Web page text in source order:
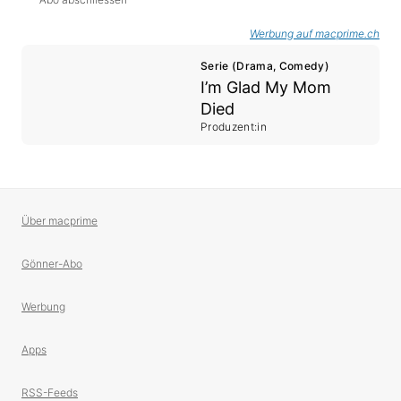
Werbung auf macprime.ch
Serie (Drama, Comedy)
I’m Glad My Mom
Died
Produzent:in
Über macprime
Gönner-Abo
Werbung
Apps
RSS-Feeds